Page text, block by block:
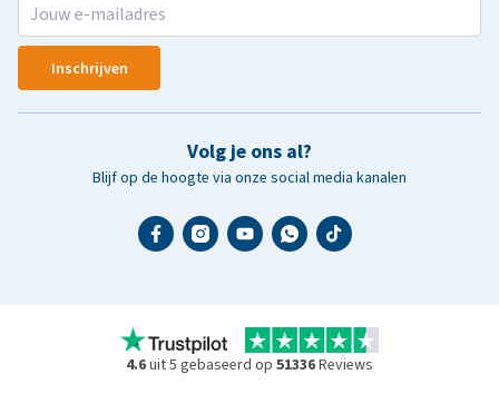
Inschrijven
Volg je ons al?
Blijf op de hoogte via onze social media kanalen
4.6uit 5 gebaseerd op 51336Reviews